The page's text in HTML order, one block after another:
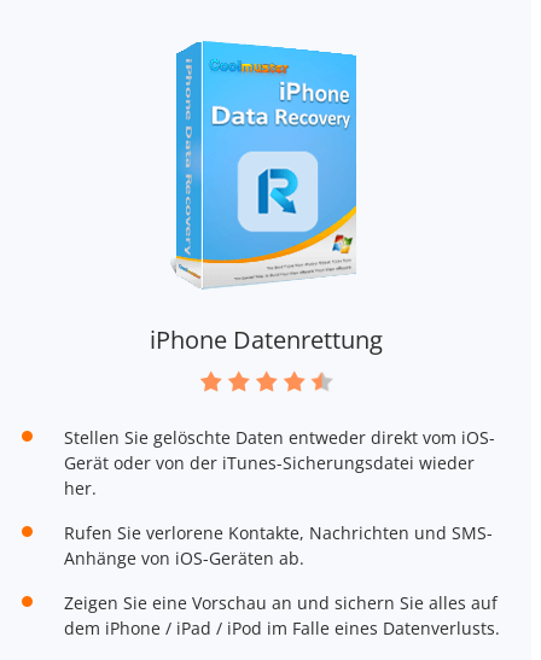
iPhone Datenrettung
Stellen Sie gelöschte Daten entweder direkt vom iOS-
Gerät oder von der iTunes-Sicherungsdatei wieder
her.
Rufen Sie verlorene Kontakte, Nachrichten und SMS-
Anhänge von iOS-Geräten ab.
Zeigen Sie eine Vorschau an und sichern Sie alles auf
dem iPhone / iPad / iPod im Falle eines Datenverlusts.